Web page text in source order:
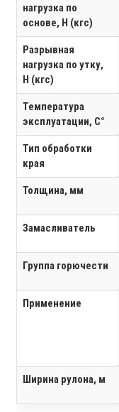
нагрузка по
основе, Н (кгс)
Разрывная
нагрузка по утку,
Н (кгс)
Температура
эксплуатации, C°
Тип обработки
края
Толщина, мм
Замасливатель
Группа горючести
Применение
Ширина рулона, м